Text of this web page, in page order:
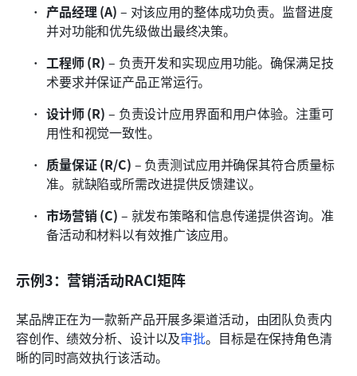
产品经理 (A) – 对该应用的整体成功负责。监督进度
并对功能和优先级做出最终决策。
工程师 (R) – 负责开发和实现应用功能。确保满足技
术要求并保证产品正常运行。
设计师 (R) – 负责设计应用界面和用户体验。注重可
用性和视觉一致性。
质量保证 (R/C) – 负责测试应用并确保其符合质量标
准。就缺陷或所需改进提供反馈建议。
市场营销 (C) – 就发布策略和信息传递提供咨询。准
备活动和材料以有效推广该应用。
示例3：营销活动RACI矩阵
某品牌正在为一款新产品开展多渠道活动，由团队负责内
容创作、绩效分析、设计以及审批。目标是在保持角色清
晰的同时高效执行该活动。